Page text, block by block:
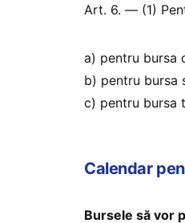
Art. 6. — (1)
a) pentru bursa
b) pentru
c) pentru bursa
Calendar
Bursele să vor